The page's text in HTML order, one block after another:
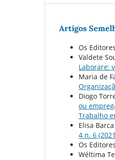
Artigos
Os
Valdete
Laborare:
Maria de
Diogo
ou
Trabalho
Elisa
4 n. 6
Os
Wéltima